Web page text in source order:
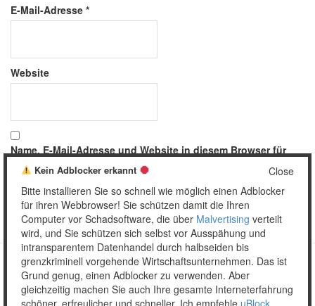
E-Mail-Adresse *
Website
Name, E-Mail-Adresse und Website in diesem Browser für
meinen nächsten Kommentar speichern.
Copyright © 2026 Unser täglich Spam.
MobileWordPress Theme by themehall.com
Close
Kein Adblocker erkannt
Bitte installieren Sie so schnell wie möglich einen Adblocker
für ihren Webbrowser! Sie schützen damit die Ihren
Computer vor Schadsoftware, die über Malvertising verteilt
wird, und Sie schützen sich selbst vor Ausspähung und
intransparentem Datenhandel durch halbseiden bis
grenzkriminell vorgehende Wirtschaftsunternehmen. Das ist
Grund genug, einen Adblocker zu verwenden. Aber
gleichzeitig machen Sie auch Ihre gesamte Interneterfahrung
schöner, erfreulicher und schneller. Ich empfehle uBlock